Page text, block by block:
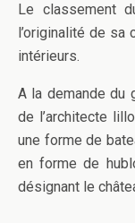
Le classement
l’originalité de
intérieurs.
A la demande du
de l’architecte
une forme de
en forme de
désignant le